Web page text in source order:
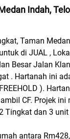
Indah,
Taman
di JUAL ,
Besar Jalan
. Hartanah ini
).
CF. Projek ini
Tingkat dan 3
antara